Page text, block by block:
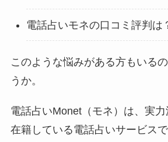
電話占いモネの口コミ評判は
このような悩みがある方もいる
うか。
電話占いMonet（モネ）は、実
在籍している電話占いサービス